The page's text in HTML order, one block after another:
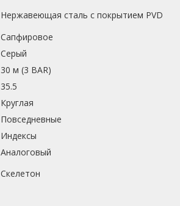
Нержавеющая сталь с покрытием PVD
Сапфировое
Серый
30 м (3 BAR)
35.5
Круглая
Повседневные
Индексы
Аналоговый
Скелетон